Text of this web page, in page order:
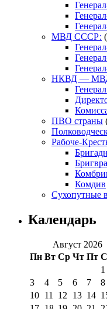
МВД СССР:
НКВД —
ПВО страны
Рабоче-
Комдив
Сухопутные
Календарь
Август 2026
Пн Вт Ср Чт Пт
1
3
4 5 6 7 8
10 11 12 13 14